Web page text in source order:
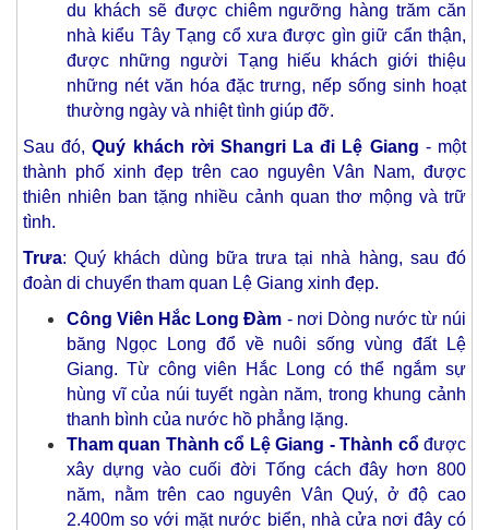
du khách sẽ được chiêm ngưỡng hàng trăm căn
nhà kiểu Tây Tạng cổ xưa được gìn giữ cẩn thận,
được những người Tạng hiếu khách giới thiệu
những nét văn hóa đặc trưng, nếp sống sinh hoạt
thường ngày và nhiệt tình giúp đỡ.
Sau đó,Quý khách rời Shangri La đi Lệ Giang - một
thành phố xinh đẹp trên cao nguyên Vân Nam, được
thiên nhiên ban tặng nhiều cảnh quan thơ mộng và trữ
tình.
Trưa: Quý khách dùng bữa trưa tại nhà hàng, sau đó
đoàn di chuyển tham quan Lệ Giang xinh đẹp.
Công Viên Hắc Long Đàm - nơi Dòng nước từ núi
băng Ngọc Long đổ về nuôi sống vùng đất Lệ
Giang. Từ công viên Hắc Long có thể ngắm sự
hùng vĩ của núi tuyết ngàn năm, trong khung cảnh
thanh bình của nước hồ phẳng lặng.
Tham quan Thành cổ Lệ Giang - Thành cổđược
xây dựng vào cuối đời Tống cách đây hơn 800
năm, nằm trên cao nguyên Vân Quý, ở độ cao
2.400m so với mặt nước biển, nhà cửa nơi đây có